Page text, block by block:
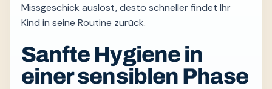
Missgeschick auslöst, desto schneller findet Ihr
Kind in seine Routine zurück.
Sanfte Hygiene in
einer sensiblen Phase